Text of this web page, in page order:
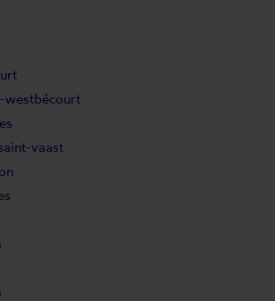
westbécourt
vaast